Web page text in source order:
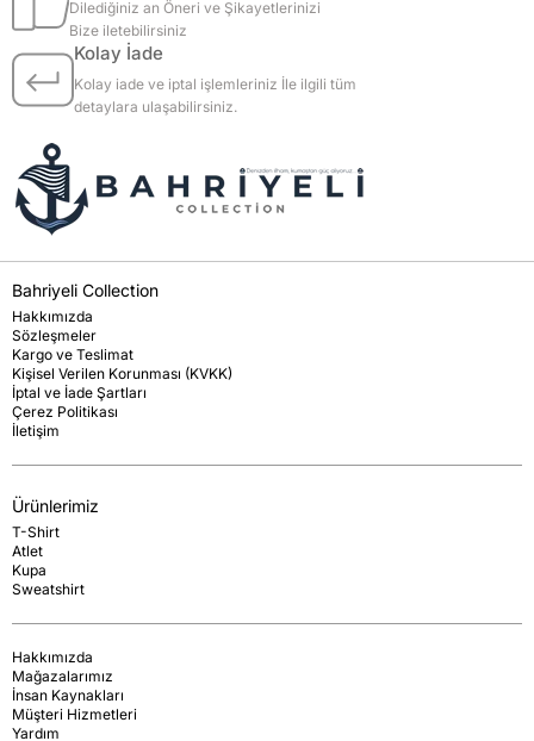
Dilediğiniz an Öneri ve Şikayetlerinizi
Bize iletebilirsiniz
Kolay İade
Kolay iade ve iptal işlemleriniz İle ilgili tüm
detaylara ulaşabilirsiniz.
Bahriyeli Collection
Hakkımızda
Sözleşmeler
Kargo ve Teslimat
Kişisel Verilen Korunması (KVKK)
İptal ve İade Şartları
Çerez Politikası
İletişim
Ürünlerimiz
T-Shirt
Atlet
Kupa
Sweatshirt
Hakkımızda
Mağazalarımız
İnsan Kaynakları
Müşteri Hizmetleri
Yardım